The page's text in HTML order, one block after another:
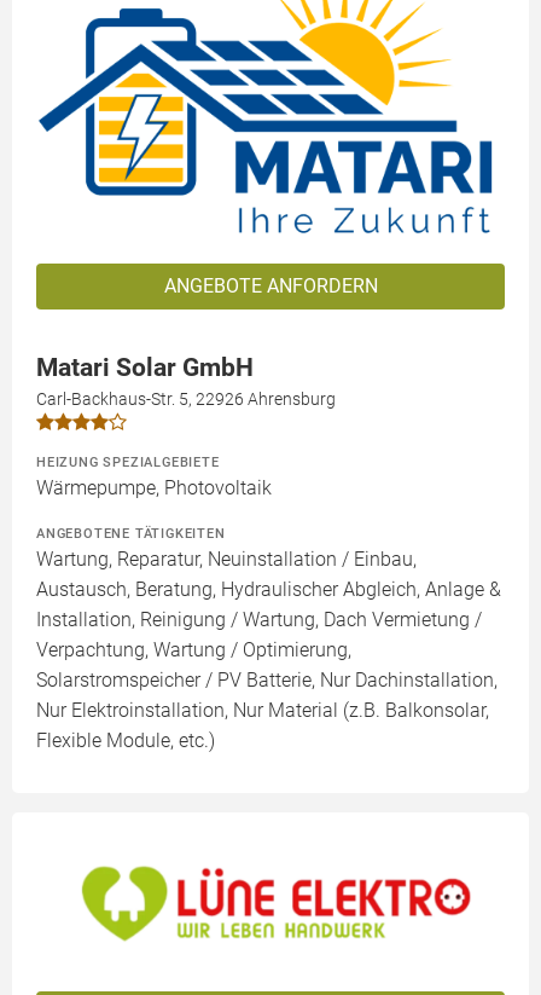
ANGEBOTE ANFORDERN
Matari Solar GmbH
Carl-Backhaus-Str. 5, 22926 Ahrensburg
HEIZUNG SPEZIALGEBIETE
Wärmepumpe, Photovoltaik
ANGEBOTENE TÄTIGKEITEN
Wartung, Reparatur, Neuinstallation / Einbau,
Austausch, Beratung, Hydraulischer Abgleich, Anlage &
Installation, Reinigung / Wartung, Dach Vermietung /
Verpachtung, Wartung / Optimierung,
Solarstromspeicher / PV Batterie, Nur Dachinstallation,
Nur Elektroinstallation, Nur Material (z.B. Balkonsolar,
Flexible Module, etc.)